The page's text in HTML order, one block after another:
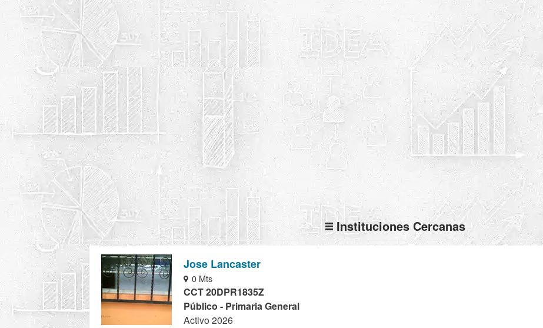
Instituciones Cercanas
Jose Lancaster
0 Mts
CCT 20DPR1835Z
Público - Primaria General
Activo 2026